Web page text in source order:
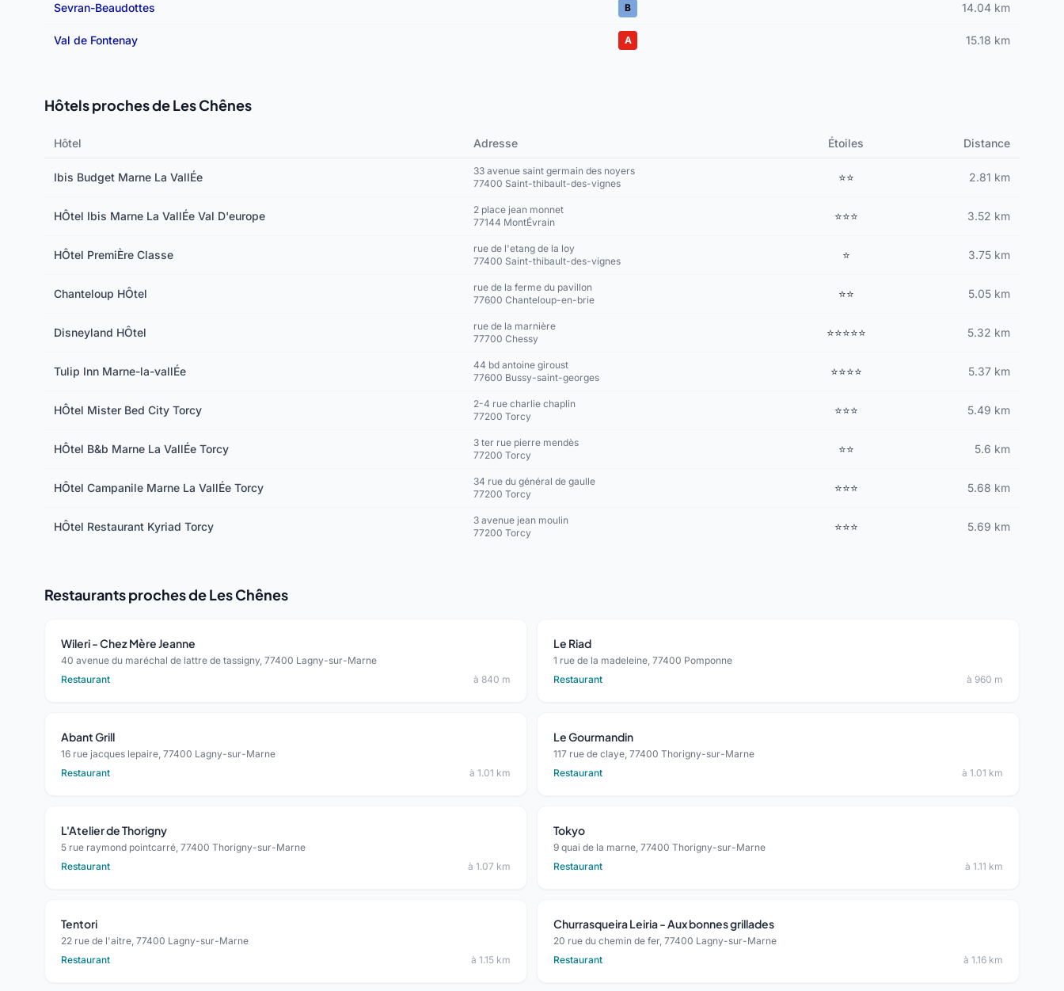
Sevran-Beaudottes B 14.04 km
Val de Fontenay A 15.18 km
Hôtels proches de Les Chênes
Hôtel Adresse Étoiles Distance
Ibis Budget Marne La VallÉe
33 avenue saint germain des noyers
77400 Saint-thibault-des-vignes
⭐⭐ 2.81 km
HÔtel Ibis Marne La VallÉe Val D'europe
2 place jean monnet
77144 MontÉvrain
⭐⭐⭐ 3.52 km
HÔtel PremiÈre Classe
rue de l'etang de la loy
77400 Saint-thibault-des-vignes
⭐ 3.75 km
Chanteloup HÔtel
rue de la ferme du pavillon
77600 Chanteloup-en-brie
⭐⭐ 5.05 km
Disneyland HÔtel
rue de la marnière
77700 Chessy
⭐⭐⭐⭐⭐ 5.32 km
Tulip Inn Marne-la-vallÉe
44 bd antoine giroust
77600 Bussy-saint-georges
⭐⭐⭐⭐ 5.37 km
HÔtel Mister Bed City Torcy
2-4 rue charlie chaplin
77200 Torcy
⭐⭐⭐ 5.49 km
HÔtel B&b Marne La VallÉe Torcy
3 ter rue pierre mendès
77200 Torcy
⭐⭐ 5.6 km
HÔtel Campanile Marne La VallÉe Torcy
34 rue du général de gaulle
77200 Torcy
⭐⭐⭐ 5.68 km
HÔtel Restaurant Kyriad Torcy
3 avenue jean moulin
77200 Torcy
⭐⭐⭐ 5.69 km
Restaurants proches de Les Chênes
Wileri - Chez Mère Jeanne
40 avenue du maréchal de lattre de tassigny, 77400 Lagny-sur-Marne
Restaurant
à 840 m
Le Riad
1 rue de la madeleine, 77400 Pomponne
Restaurant
à 960 m
Abant Grill
16 rue jacques lepaire, 77400 Lagny-sur-Marne
Restaurant
à 1.01 km
Le Gourmandin
117 rue de claye, 77400 Thorigny-sur-Marne
Restaurant
à 1.01 km
L'Atelier de Thorigny
5 rue raymond pointcarré, 77400 Thorigny-sur-Marne
Restaurant
à 1.07 km
Tokyo
9 quai de la marne, 77400 Thorigny-sur-Marne
Restaurant
à 1.11 km
Tentori
22 rue de l'aitre, 77400 Lagny-sur-Marne
Restaurant
à 1.15 km
Churrasqueira Leiria - Aux bonnes grillades
20 rue du chemin de fer, 77400 Lagny-sur-Marne
Restaurant
à 1.16 km